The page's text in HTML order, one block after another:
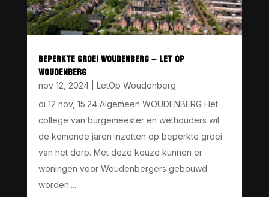
BEPERKTE GROEI WOUDENBERG – LET OP
WOUDENBERG
nov 12, 2024| LetOp Woudenberg
di 12 nov, 15:24 Algemeen WOUDENBERG Het
college van burgemeester en wethouders wil
de komende jaren inzetten op beperkte groei
van het dorp. Met deze keuze kunnen er
woningen voor Woudenbergers gebouwd
worden....